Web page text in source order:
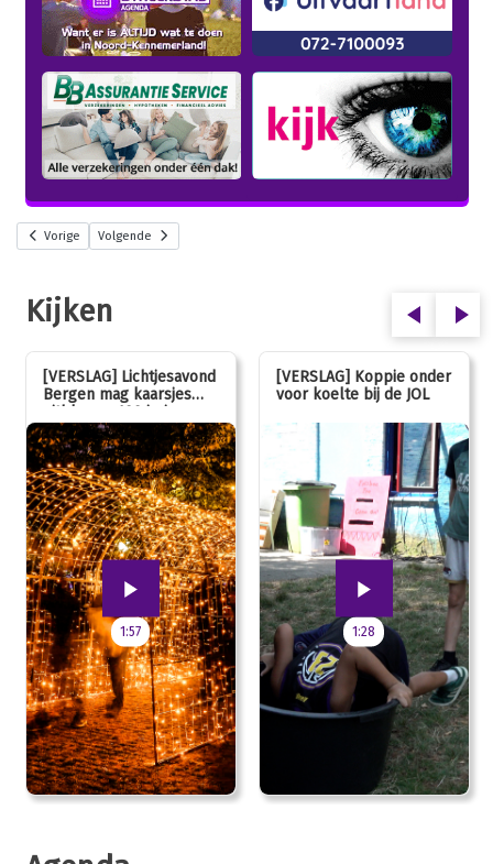
Vorige Volgende
Kijken
[VERSLAG] Lichtjesavond
Bergen mag kaarsjes
uitblazen: 100 jarig
jubileum!
1:57
[VERSLAG] Koppie onder
voor koelte bij de JOL
1:28